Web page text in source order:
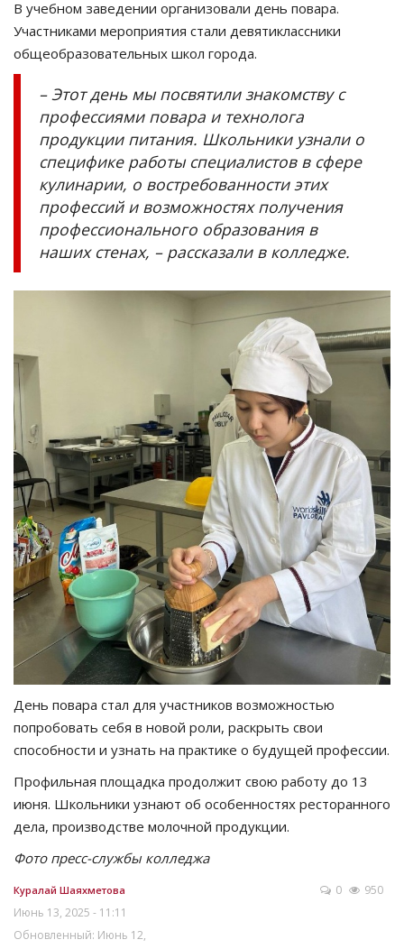
Қазақша Русский
В учебном заведении организовали день повара.
Участниками мероприятия стали девятиклассники
общеобразовательных школ города.
– Этот день мы посвятили знакомству с
профессиями повара и технолога
продукции питания. Школьники узнали о
специфике работы специалистов в сфере
кулинарии, о востребованности этих
профессий и возможностях получения
профессионального образования в
наших стенах, – рассказали в колледже.
День повара стал для участников возможностью
попробовать себя в новой роли, раскрыть свои
способности и узнать на практике о будущей профессии.
Профильная площадка продолжит свою работу до 13
июня. Школьники узнают об особенностях ресторанного
дела, производстве молочной продукции.
Фото пресс-службы колледжа
Куралай Шаяхметова
Июнь 13, 2025 - 11:11
Обновленный: Июнь 12,
0 950